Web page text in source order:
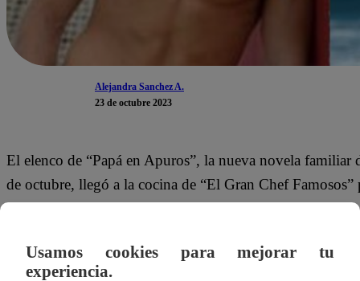
Alejandra Sanchez A.
23 de octubre 2023
El elenco de “Papá en Apuros”, la nueva novela familiar
de octubre, llegó a la cocina de “El Gran Chef
fue la que presentó Tilsa Lozano. Por ende, la modelo
Usamos cookies para mejorar tu
experiencia.